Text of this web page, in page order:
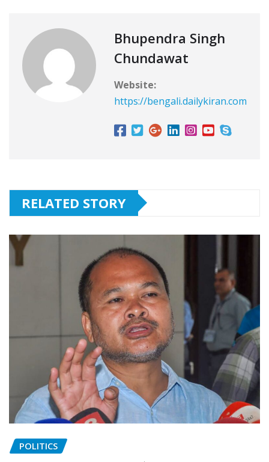
Bhupendra Singh
Chundawat
Website:
https://bengali.dailykiran.com
RELATED STORY
POLITICS